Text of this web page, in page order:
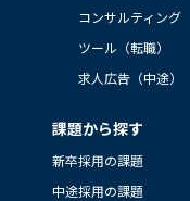
コンサルティング
ツール（転職）
求人広告（中途）
課題から探す
新卒採用の課題
中途採用の課題